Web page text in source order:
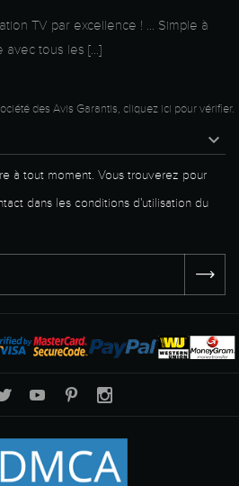

à tout moment. Vous trouverez pour
dans les conditions d'utilisation du
TV par excellence ! ... Simple à
avec tous les [...]
des Avis Garantis, cliquez ici pour vérifier.